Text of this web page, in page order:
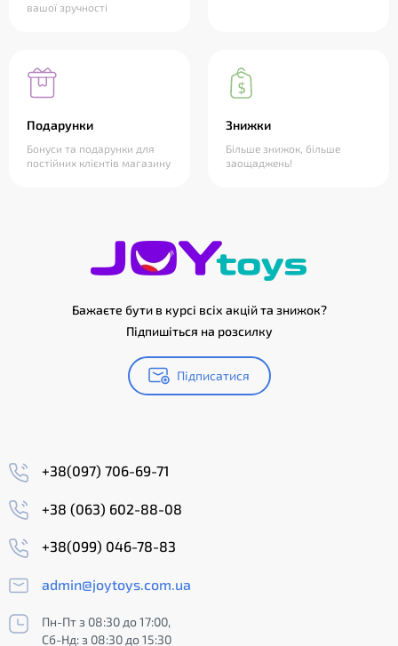
вашої зручності
Подарунки
Бонуси та подарунки для
постійних клієнтів магазину
Знижки
Більше знижок, більше
заощаджень!
Бажаєте бути в курсі всіх акцій та знижок?
Підпишіться на розсилку
Підписатися
+38(097) 706-69-71
+38 (063) 602-88-08
+38(099) 046-78-83
admin@joytoys.com.ua
Пн-Пт з 08:30 до 17:00,
Сб-Нд: з 08:30 до 15:30